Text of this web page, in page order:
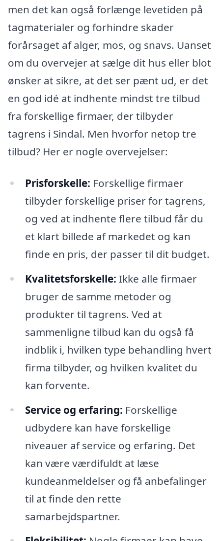
men det kan også forlænge levetiden på
tagmaterialer og forhindre skader
forårsaget af alger, mos, og snavs. Uanset
om du overvejer at sælge dit hus eller blot
ønsker at sikre, at det ser pænt ud, er det
en god idé at indhente mindst tre tilbud
fra forskellige firmaer, der tilbyder
tagrens i Sindal. Men hvorfor netop tre
tilbud? Her er nogle overvejelser:
Prisforskelle: Forskellige firmaer
tilbyder forskellige priser for tagrens,
og ved at indhente flere tilbud får du
et klart billede af markedet og kan
finde en pris, der passer til dit budget.
Kvalitetsforskelle: Ikke alle firmaer
bruger de samme metoder og
produkter til tagrens. Ved at
sammenligne tilbud kan du også få
indblik i, hvilken type behandling hvert
firma tilbyder, og hvilken kvalitet du
kan forvente.
Service og erfaring: Forskellige
udbydere kan have forskellige
niveauer af service og erfaring. Det
kan være værdifuldt at læse
kundeanmeldelser og få anbefalinger
til at finde den rette
samarbejdspartner.